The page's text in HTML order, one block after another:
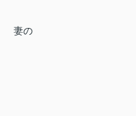
妻の